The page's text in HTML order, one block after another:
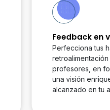
Feedback en
Perfecciona tus
profesores, en
una visión
alcanzado en tu